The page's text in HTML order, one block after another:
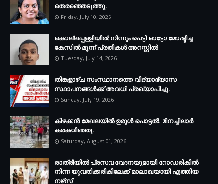
തെരഞ്ഞെടുത്തു.
Friday, July 10, 2026
കൊല്ലപ്പള്ളിയില്‍ നിന്നും പെട്ടി ഓട്ടോ മോഷ്ടിച്ച
കേസില്‍ മൂന്ന് പ്രതികള്‍ അറസ്റ്റില്‍
Tuesday, July 14, 2026
തിങ്കളാഴ്ച സംസ്ഥാനത്തെ വിദ്യാഭ്യാസ
സ്ഥാപനങ്ങള്‍ക്ക് അവധി പ്രഖ്യാപിച്ചു.
Sunday, July 19, 2026
കിഴക്കന്‍ മേഖലയില്‍ ഉരുള്‍ പൊട്ടല്‍. മീനച്ചിലാര്‍
കരകവിഞ്ഞു.
Saturday, August 01, 2026
രാത്രിയില്‍ പ്രസവ വേദനയുമായി റോഡരികില്‍
നിന്ന യുവതിക്കരികിലേക്ക് മാലാഖയായി എത്തിയ
നഴ്‌സ്